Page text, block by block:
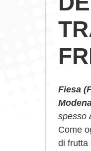
Fiesa
spesso
Come
di frutta